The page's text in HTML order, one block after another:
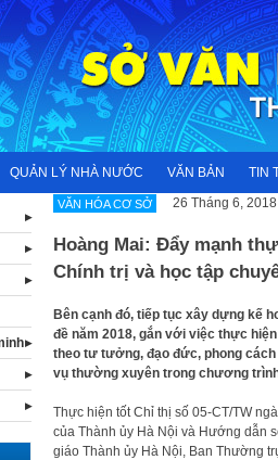
QUẢN LÝ NHÀ NƯỚC VĂN BẢN TIN
VĂN HÓA CƠ SỞ 26 Tháng 6, 2018
Hoàng Mai: Đẩy mạnh
Chính trị và học tập
Bên cạnh đó, tiếp tục xây dựng kế
đề năm 2018, gắn với việc thực
theo tư tưởng, đạo đức, phong cách
vụ thường xuyên trong chương
Thực hiện tốt Chỉ thị số 05-CT/TW
của Thành ủy Hà Nội và Hướng dẫn
giáo Thành ủy Hà Nội, Ban Thường